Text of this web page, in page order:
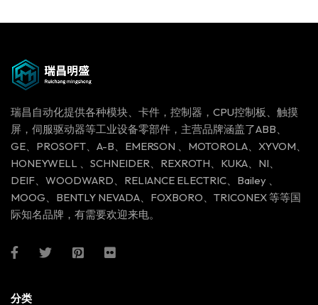
瑞昌自动化提供各种模块、卡件，控制器，CPU控制板、触摸
屏，伺服驱动器等工业设备零部件，主营品牌涵盖了ABB、
GE、PROSOFT、A-B、EMERSON 、MOTOROLA、XYVOM、
HONEYWELL 、SCHNEIDER、REXROTH、KUKA、NI、
DEIF、WOODWARD、RELIANCE ELECTRIC、Bailey 、
MOOG、BENTLY NEVADA、FOXBORO、TRICONEX 等等国
际知名品牌，有需要欢迎来电。
分类